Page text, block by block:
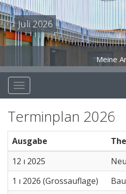
Juli 2026
Meine
Terminplan 2026
Ausgabe
12 ı 2025
1 ı 2026 (Grossauflage)